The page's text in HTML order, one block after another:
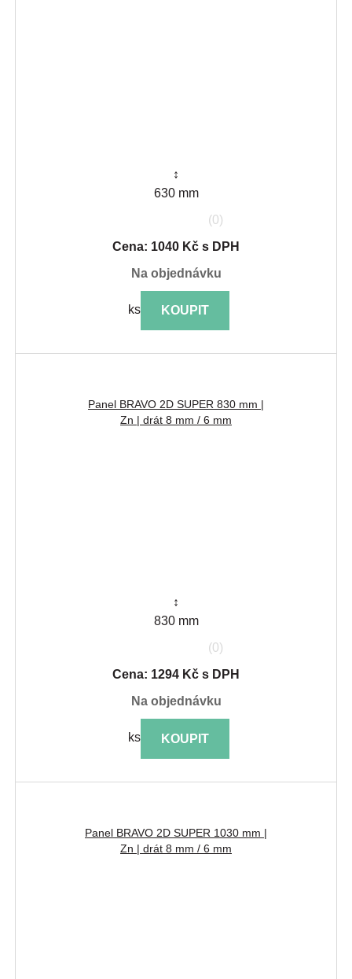
↕
630 mm
(0)
Cena: 1040 Kč s DPH
na objednávku
ks KOUPIT
Panel BRAVO 2D SUPER 830 mm |
Zn | drát 8 mm / 6 mm
↕
830 mm
(0)
Cena: 1294 Kč s DPH
na objednávku
ks KOUPIT
Panel BRAVO 2D SUPER 1030 mm |
Zn | drát 8 mm / 6 mm